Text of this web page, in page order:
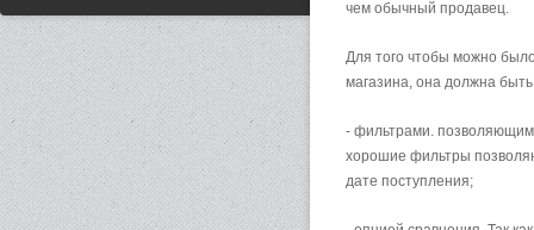
чем обычный продавец.
Для того чтобы можно
магазина, она должна
- фильтрами.
хорошие фильтры
дате поступления;